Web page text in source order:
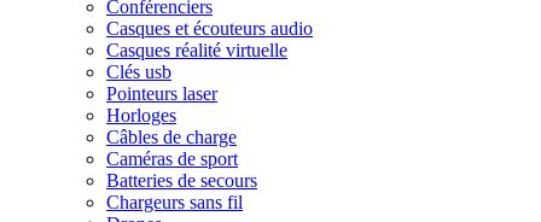
Conférenciers
Casques et écouteurs audio
Casques réalité virtuelle
Clés usb
Pointeurs laser
Horloges
Câbles de charge
Caméras de sport
Batteries de secours
Chargeurs sans fil